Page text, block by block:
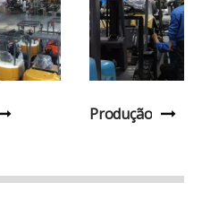
Produção